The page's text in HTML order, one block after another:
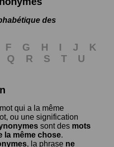
des
F G H I J
K
Q R S T
U
qui a la même
ou une signification
sont des mots
la même chose.
, la phrase ne